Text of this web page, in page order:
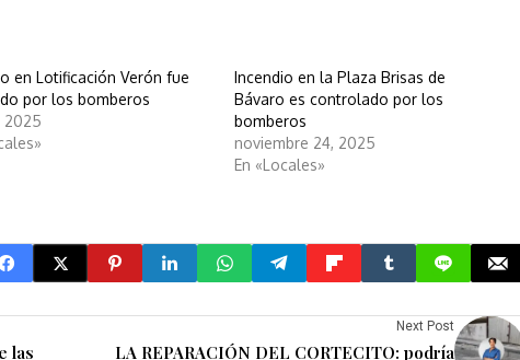
en Lotificación Verón fue
por los bomberos
2025
Incendio en la Plaza Brisas de
Bávaro es controlado por los
bomberos
noviembre 24, 2025
En «Locales»
las
Next Post
LA REPARACIÓN DEL CORTECITO: podría